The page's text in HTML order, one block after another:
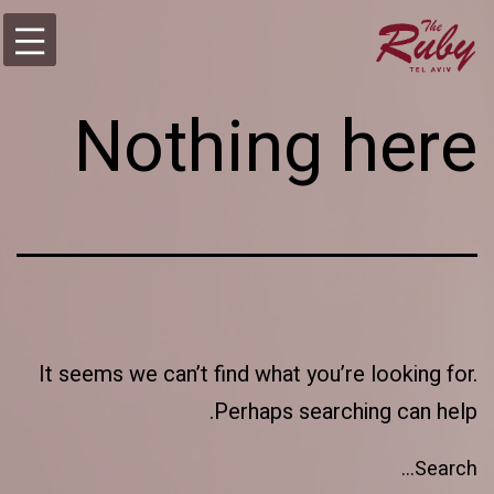
Skip
to
מלון
רובי
אביב
Nothing here
It seems we can’t find what you’re looking for.
Perhaps searching can help.
Search…